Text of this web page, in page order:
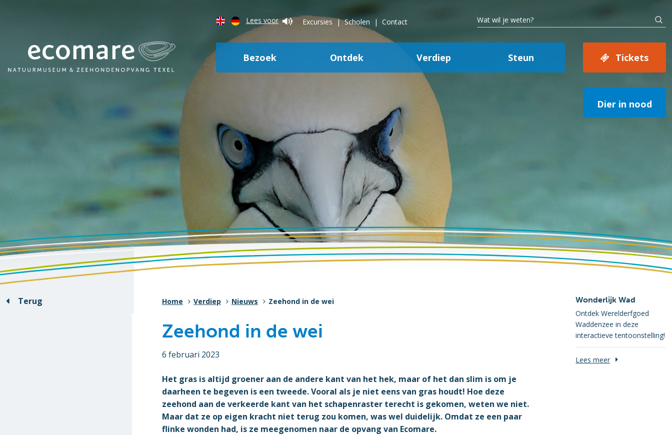
Lees voor Excursies Scholen Contact
Bezoek Ontdek Verdiep Steun Tickets
Dier in nood
Terug Home Verdiep Nieuws Zeehond in de wei
Zeehond in de wei
6 februari 2023
Het gras is altijd groener aan de andere kant van het hek, maar of het dan slim is om je
daarheen te begeven is een tweede. Vooral als je niet eens van gras houdt! Hoe deze
zeehond aan de verkeerde kant van het schapenraster terecht is gekomen, weten we niet.
Maar dat ze op eigen kracht niet terug zou komen, was wel duidelijk. Omdat ze een paar
flinke wonden had, is ze meegenomen naar de opvang van Ecomare.
Wonderlijk Wad
Ontdek Werelderfgoed
Waddenzee in deze
interactieve tentoonstelling!
Lees meer